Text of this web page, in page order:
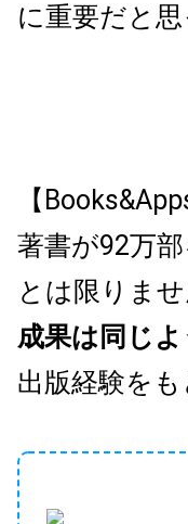
に重要だと思
【
著書が92万
とは限りませ
成果は同じ
出版経験を